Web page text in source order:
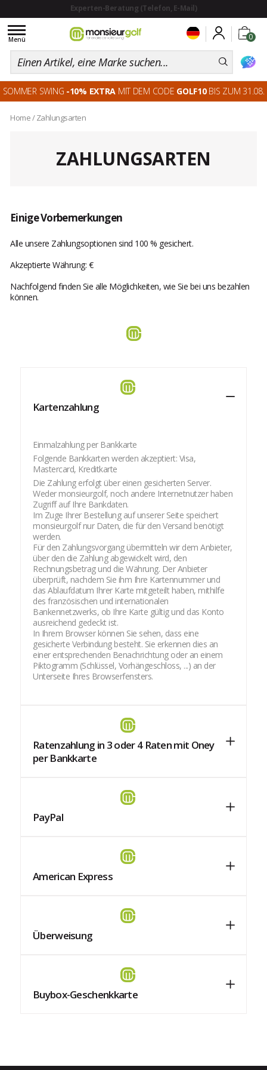
0
Toggle
navigation
Menü
SOMMER SWING -10% EXTRA MIT DEM CODE GOLF10BIS ZUM 31.08.
Home/ Zahlungsarten
ZAHLUNGSARTEN
Einige Vorbemerkungen
Alle unsere Zahlungsoptionen sind 100 % gesichert.
Akzeptierte Währung: €
Nachfolgend finden Sie alle Möglichkeiten, wie Sie bei uns bezahlen
können.
Kartenzahlung
Einmalzahlung per Bankkarte
Folgende Bankkarten werden akzeptiert: Visa,
Mastercard, Kreditkarte
Die Zahlung erfolgt über einen gesicherten Server.
Weder monsieurgolf, noch andere Internetnutzer haben
Zugriff auf Ihre Bankdaten.
Im Zuge Ihrer Bestellung auf unserer Seite speichert
monsieurgolfnur Daten, die für den Versand benötigt
werden.
Für den Zahlungsvorgang übermitteln wir dem Anbieter,
über den die Zahlung abgewickelt wird, den
Rechnungsbetrag und die Währung. Der Anbieter
überprüft, nachdem Sie ihm Ihre Kartennummer und
das Ablaufdatum Ihrer Karte mitgeteilt haben, mithilfe
des französischen und internationalen
Bankennetzwerks, ob Ihre Karte gültig und das Konto
ausreichend gedeckt ist.
In Ihrem Browser können Sie sehen, dass eine
gesicherte Verbindung besteht. Sie erkennen dies an
einer entsprechenden Benachrichtung oder an einem
Piktogramm (Schlüssel, Vorhängeschloss, ...) an der
Unterseite Ihres Browserfensters.
Ratenzahlung in 3 oder 4 Raten mit Oney
per Bankkarte
PayPal
American Express
Überweisung
Buybox-Geschenkkarte